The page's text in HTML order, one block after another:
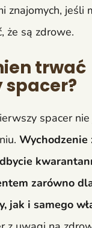
znajomych, jeśli
że są zdrowe.
trwać
spacer?
spacer
Wychodzenie
zarówno
jak i samego